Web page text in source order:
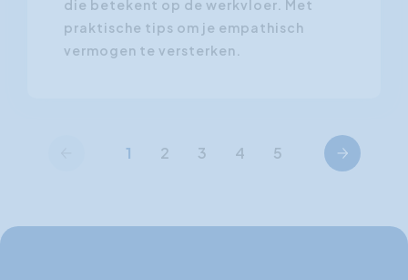
die betekent op de werkvloer. Met
praktische tips om je empathisch
vermogen te versterken.
1 2 3 4 5 Volgende